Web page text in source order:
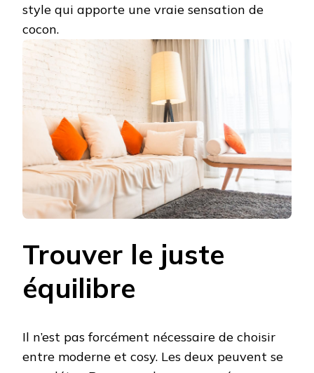
style qui apporte une vraie sensation de
cocon.
Trouver le juste
équilibre
Il n’est pas forcément nécessaire de choisir
entre moderne et cosy. Les deux peuvent se